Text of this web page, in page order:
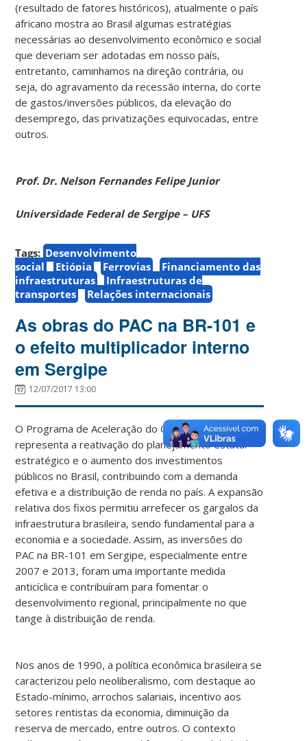
(resultado de fatores históricos), atualmente o país
africano mostra ao Brasil algumas estratégias
necessárias ao desenvolvimento econômico e social
que deveriam ser adotadas em nosso país,
entretanto, caminhamos na direção contrária, ou
seja, do agravamento da recessão interna, do corte
de gastos/inversões públicos, da elevação do
desemprego, das privatizações equivocadas, entre
outros.
Prof. Dr. Nelson Fernandes Felipe Junior
Universidade Federal de Sergipe – UFS
Tags: Desenvolvimento
social
Etiópia Ferrovias
Financiamento das
infraestruturas
Infraestruturas de
transportes
Relações internacionais
As obras do PAC na BR-101 e
o efeito multiplicador interno
em Sergipe
12/07/2017 13:00
O Programa de Aceleração do Crescimento (PAC)
representa a reativação do planejamento estatal
estratégico e o aumento dos investimentos
públicos no Brasil, contribuindo com a demanda
efetiva e a distribuição de renda no país. A expansão
relativa dos fixos permitiu arrefecer os gargalos da
infraestrutura brasileira, sendo fundamental para a
economia e a sociedade. Assim, as inversões do
PAC na BR-101 em Sergipe, especialmente entre
2007 e 2013, foram uma importante medida
anticíclica e contribuíram para fomentar o
desenvolvimento regional, principalmente no que
tange à distribuição de renda.
Nos anos de 1990, a política econômica brasileira se
caracterizou pelo neoliberalismo, com destaque ao
Estado-mínimo, arrochos salariais, incentivo aos
setores rentistas da economia, diminuição da
reserva de mercado, entre outros. O contexto